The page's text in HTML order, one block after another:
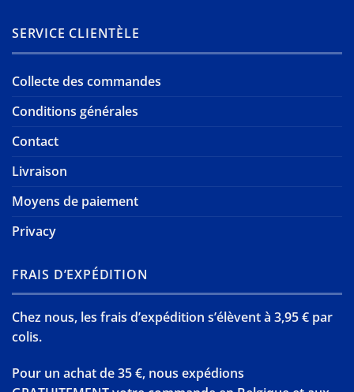
SERVICE CLIENTÈLE
Collecte des commandes
Conditions générales
Contact
Livraison
Moyens de paiement
Privacy
FRAIS D’EXPÉDITION
Chez nous, les frais d’expédition s’élèvent à 3,95 € par
colis.
Pour un achat de 35 €, nous expédions